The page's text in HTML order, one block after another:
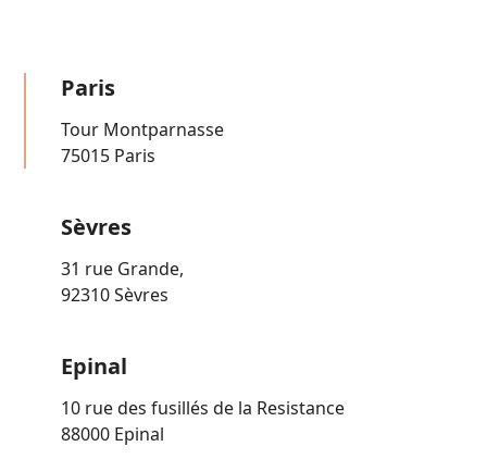
Paris
Tour Montparnasse
75015 Paris
Sèvres
31 rue Grande,
92310 Sèvres
Epinal
10 rue des fusillés de la Resistance
88000 Epinal